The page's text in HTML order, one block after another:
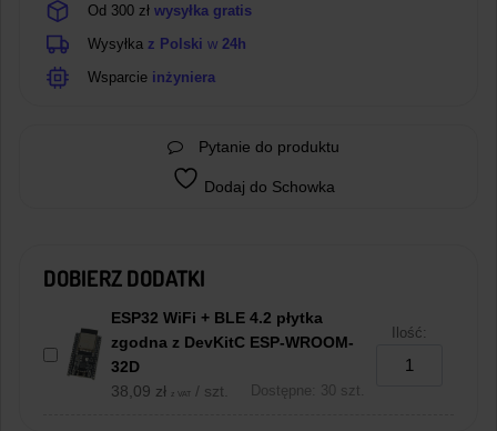
Od 300 zł wysyłka gratis
Wysyłka z Polski w 24h
Wsparcie inżyniera
Pytanie do produktu
Dodaj do Schowka
DOBIERZ DODATKI
ESP32 WiFi + BLE 4.2 płytka
zgodna z DevKitC ESP-WROOM-
32D
38,09 zł z VAT / szt. Dostępne: 30 szt.
Ilość: